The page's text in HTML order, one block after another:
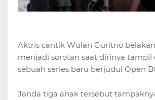
Aktris cantik Wulan Guritno
menjadi sorotan saat dirinya tampil
sebuah series baru berjudul Open
Janda tiga anak tersebut